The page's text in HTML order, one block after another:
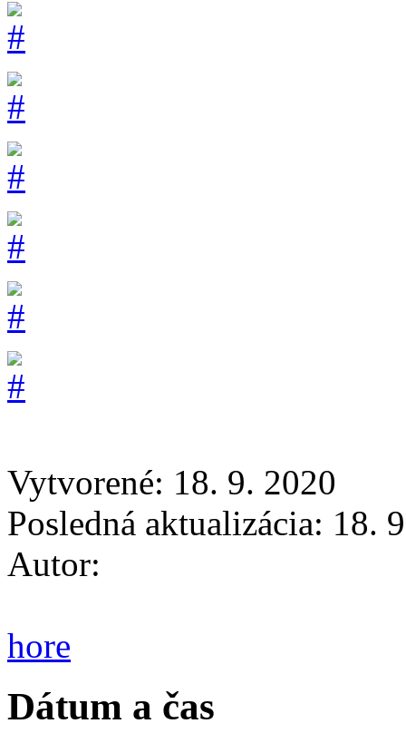
Vytvorené: 18. 9. 2020
Posledná aktualizácia: 18.
Autor:
hore
Dátum a čas